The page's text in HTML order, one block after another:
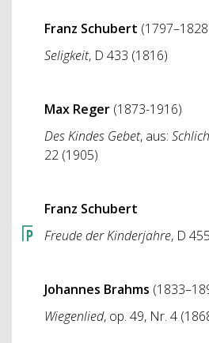
Franz Schubert
Seligkeit, D 433 (1816)
Max Reger (1873-1916)
Des Kindes Gebet, aus:
22 (1905)
Franz Schubert
Freude der Kinderjahre, D
Johannes Brahms
Wiegenlied, op. 49, Nr. 4